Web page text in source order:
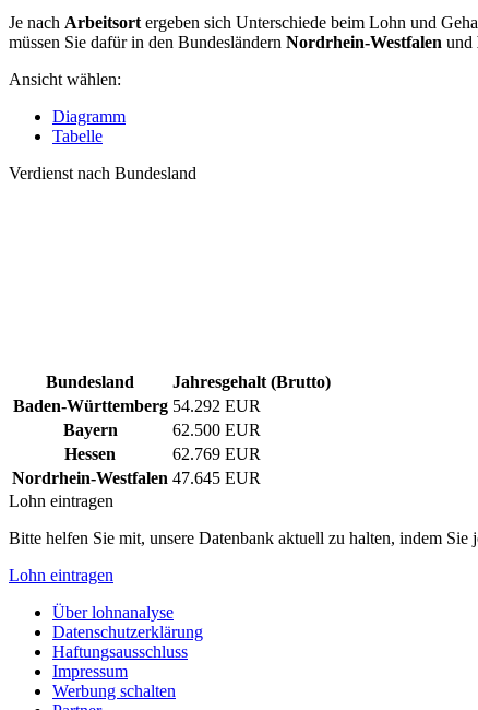
Je nach Arbeitsort ergeben sich Unterschiede beim Lohn und
müssen Sie dafür in den Bundesländern Nordrhein-Westfalen und
Ansicht wählen:
Diagramm
Tabelle
Verdienst nach Bundesland
Bundesland
Jahresgehalt (Brutto)
Baden-Württemberg 54.292 EUR
Bayern
62.500 EUR
Hessen
62.769 EUR
Nordrhein-Westfalen 47.645 EUR
Lohn eintragen
Bitte helfen Sie mit, unsere Datenbank aktuell zu halten, indem
Lohn eintragen
Über lohnanalyse
Datenschutzerklärung
Haftungsausschluss
Impressum
Werbung schalten